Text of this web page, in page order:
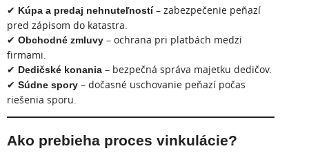
✔ Kúpa a predaj nehnuteľností– zabezpečenie peňazí
pred zápisom do katastra.
✔ Obchodné zmluvy – ochrana pri platbách medzi
firmami.
✔ Dedičské konania – bezpečná správa majetku dedičov.
✔ Súdne spory – dočasné uschovanie peňazí počas
riešenia sporu.
Ako prebieha proces vinkulácie?